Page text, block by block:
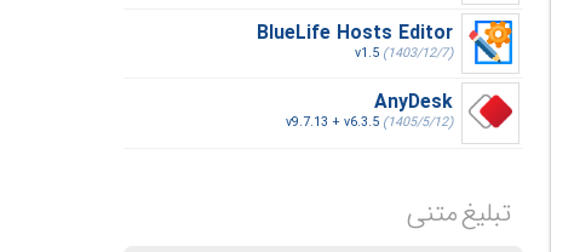
BlueLife Hosts Editor
v1.5 (1403/12/7)
AnyDesk
v9.7.13 + v6.3.5 (1405/5/12)
تبلیغ متنی